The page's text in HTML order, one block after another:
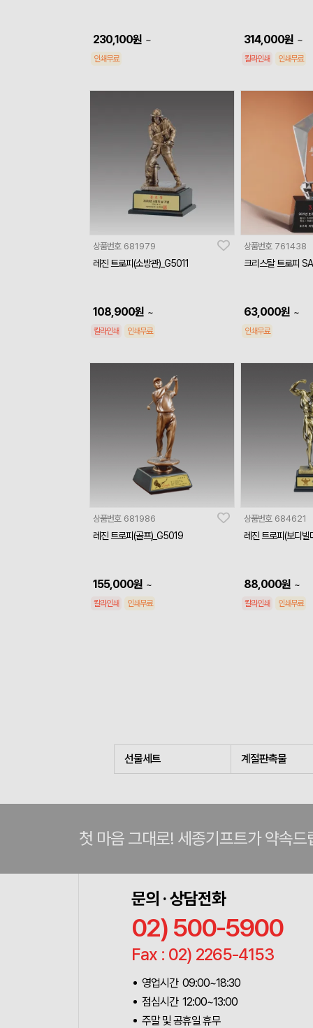
230,100원 ~
인쇄무료
314,000원 ~
칼라인쇄 인쇄무료
상품번호 681979
레진 트로피(소방관)_G5011
108,900원 ~
칼라인쇄 인쇄무료
상품번호 761438
크리스탈 트로피
63,000원 ~
인쇄무료
상품번호 681986
레진 트로피(골프)_G5019
155,000원 ~
칼라인쇄 인쇄무료
상품번호 684621
레진 트로피(보디
88,000원 ~
칼라인쇄 인쇄무료
선물세트 계절판촉물
첫 마음 그대로! 세종기프트가 약속드
문의 · 상담전화
02) 500-5900
Fax : 02) 2265-4153
영업시간 09:00~18:30
점심시간 12:00~13:00
주말 및 공휴일 휴무